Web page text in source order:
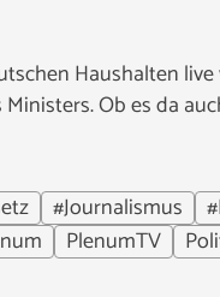
Haushalten
Ob es da
#Journalismus
PlenumTV